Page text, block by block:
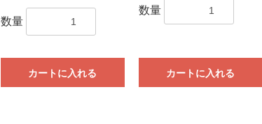
数量
カートに入れる
数量
カートに入れる